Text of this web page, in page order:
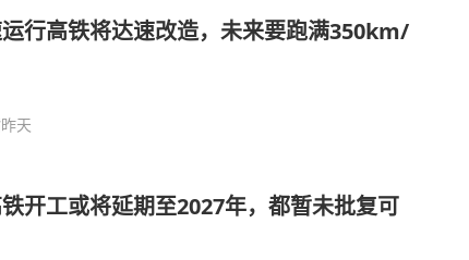
行高铁将达速改造，未来要跑满350km/
昨天
开工或将延期至2027年，都暂未批复可